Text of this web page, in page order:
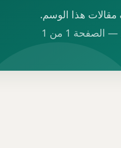
هذا الوسم.